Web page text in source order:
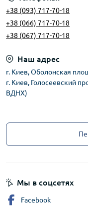
+38 (093) 717-70-18
+38 (066) 717-70-18
+38 (067) 717-70-18
Наш адрес
г. Киев, Оболонская
г. Киев, Голосеевский
ВДНХ)
Мы в соцсетях
Facebook